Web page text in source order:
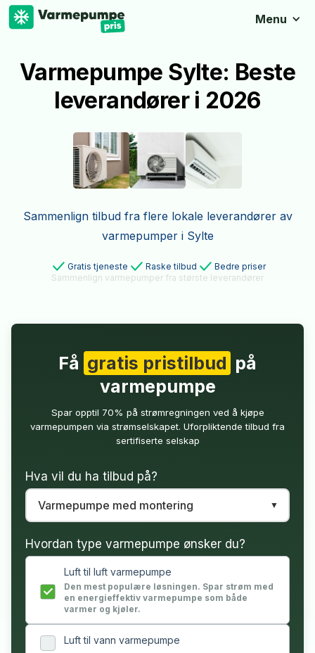
Menu
Varmepumpe Sylte: Beste
leverandører i 2026
Sammenlign tilbud fra flere lokale leverandører av
varmepumper i Sylte
Gratis tjeneste Raske tilbud
Bedre priser
Sammenlign varmepumper fra største leverandører
Få gratis pristilbud på
varmepumpe
Spar opptil 70% på strømregningen ved å kjøpe
varmepumpen via strømselskapet. Uforpliktende tilbud fra
sertifiserte selskap
Hva vil du ha tilbud på?
Hvordan type varmepumpe ønsker du?
Luft til luft varmepumpe
Den mest populære løsningen. Spar strøm med
en energieffektiv varmepumpe som både
varmer og kjøler.
Luft til vann varmepumpe